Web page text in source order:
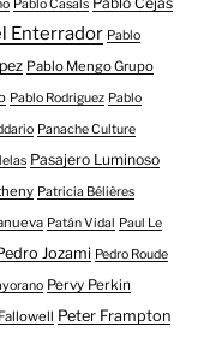
Pablo Casals
Enterrador Pablo
Pablo Mengo Grupo
Pablo Rodriguez Pablo
Panache Culture
Pasajero Luminoso
Patricia Bélières
Patán Vidal Paul Le
Jozami Pedro Roude
Pervy Perkin
Peter Frampton